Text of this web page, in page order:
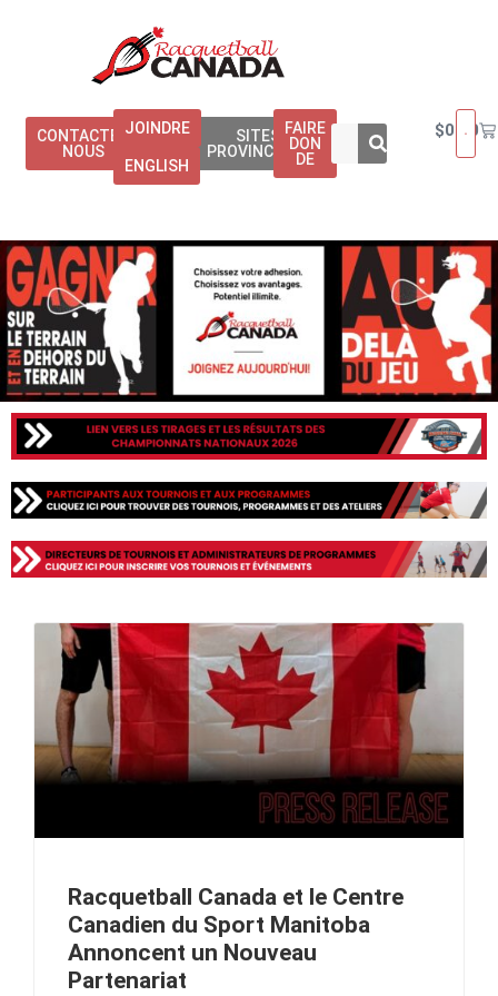
CONTACTEZ
NOUS
JOINDRE
ENGLISH
SITES
PROVINCIAUX
FAIRE
DON
DE
$0.00
Racquetball Canada et le Centre
Canadien du Sport Manitoba
Annoncent un Nouveau
Partenariat